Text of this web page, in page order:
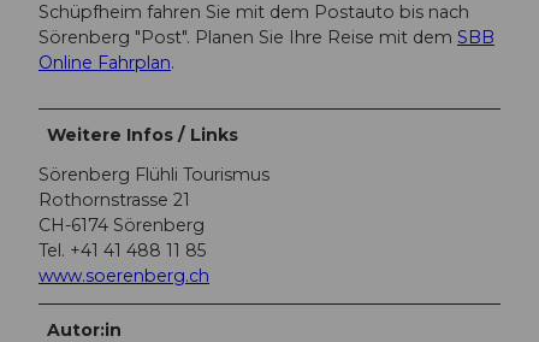
Schüpfheim fahren Sie mit dem Postauto bis nach
Sörenberg "Post". Planen Sie Ihre Reise mit dem SBB
Online Fahrplan.
Weitere Infos / Links
Sörenberg Flühli Tourismus
Rothornstrasse 21
CH-6174 Sörenberg
Tel. +41 41 488 11 85
www.soerenberg.ch
Autor:in